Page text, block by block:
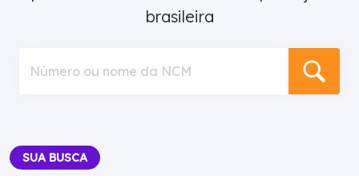
brasileira
Número ou nome da NCM
SUA BUSCA